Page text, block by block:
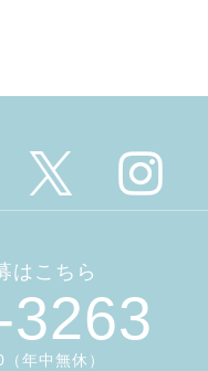
はこちら
年中無休）